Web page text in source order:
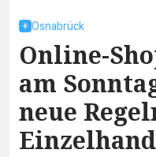
Osnabrück
Online-
am
neue